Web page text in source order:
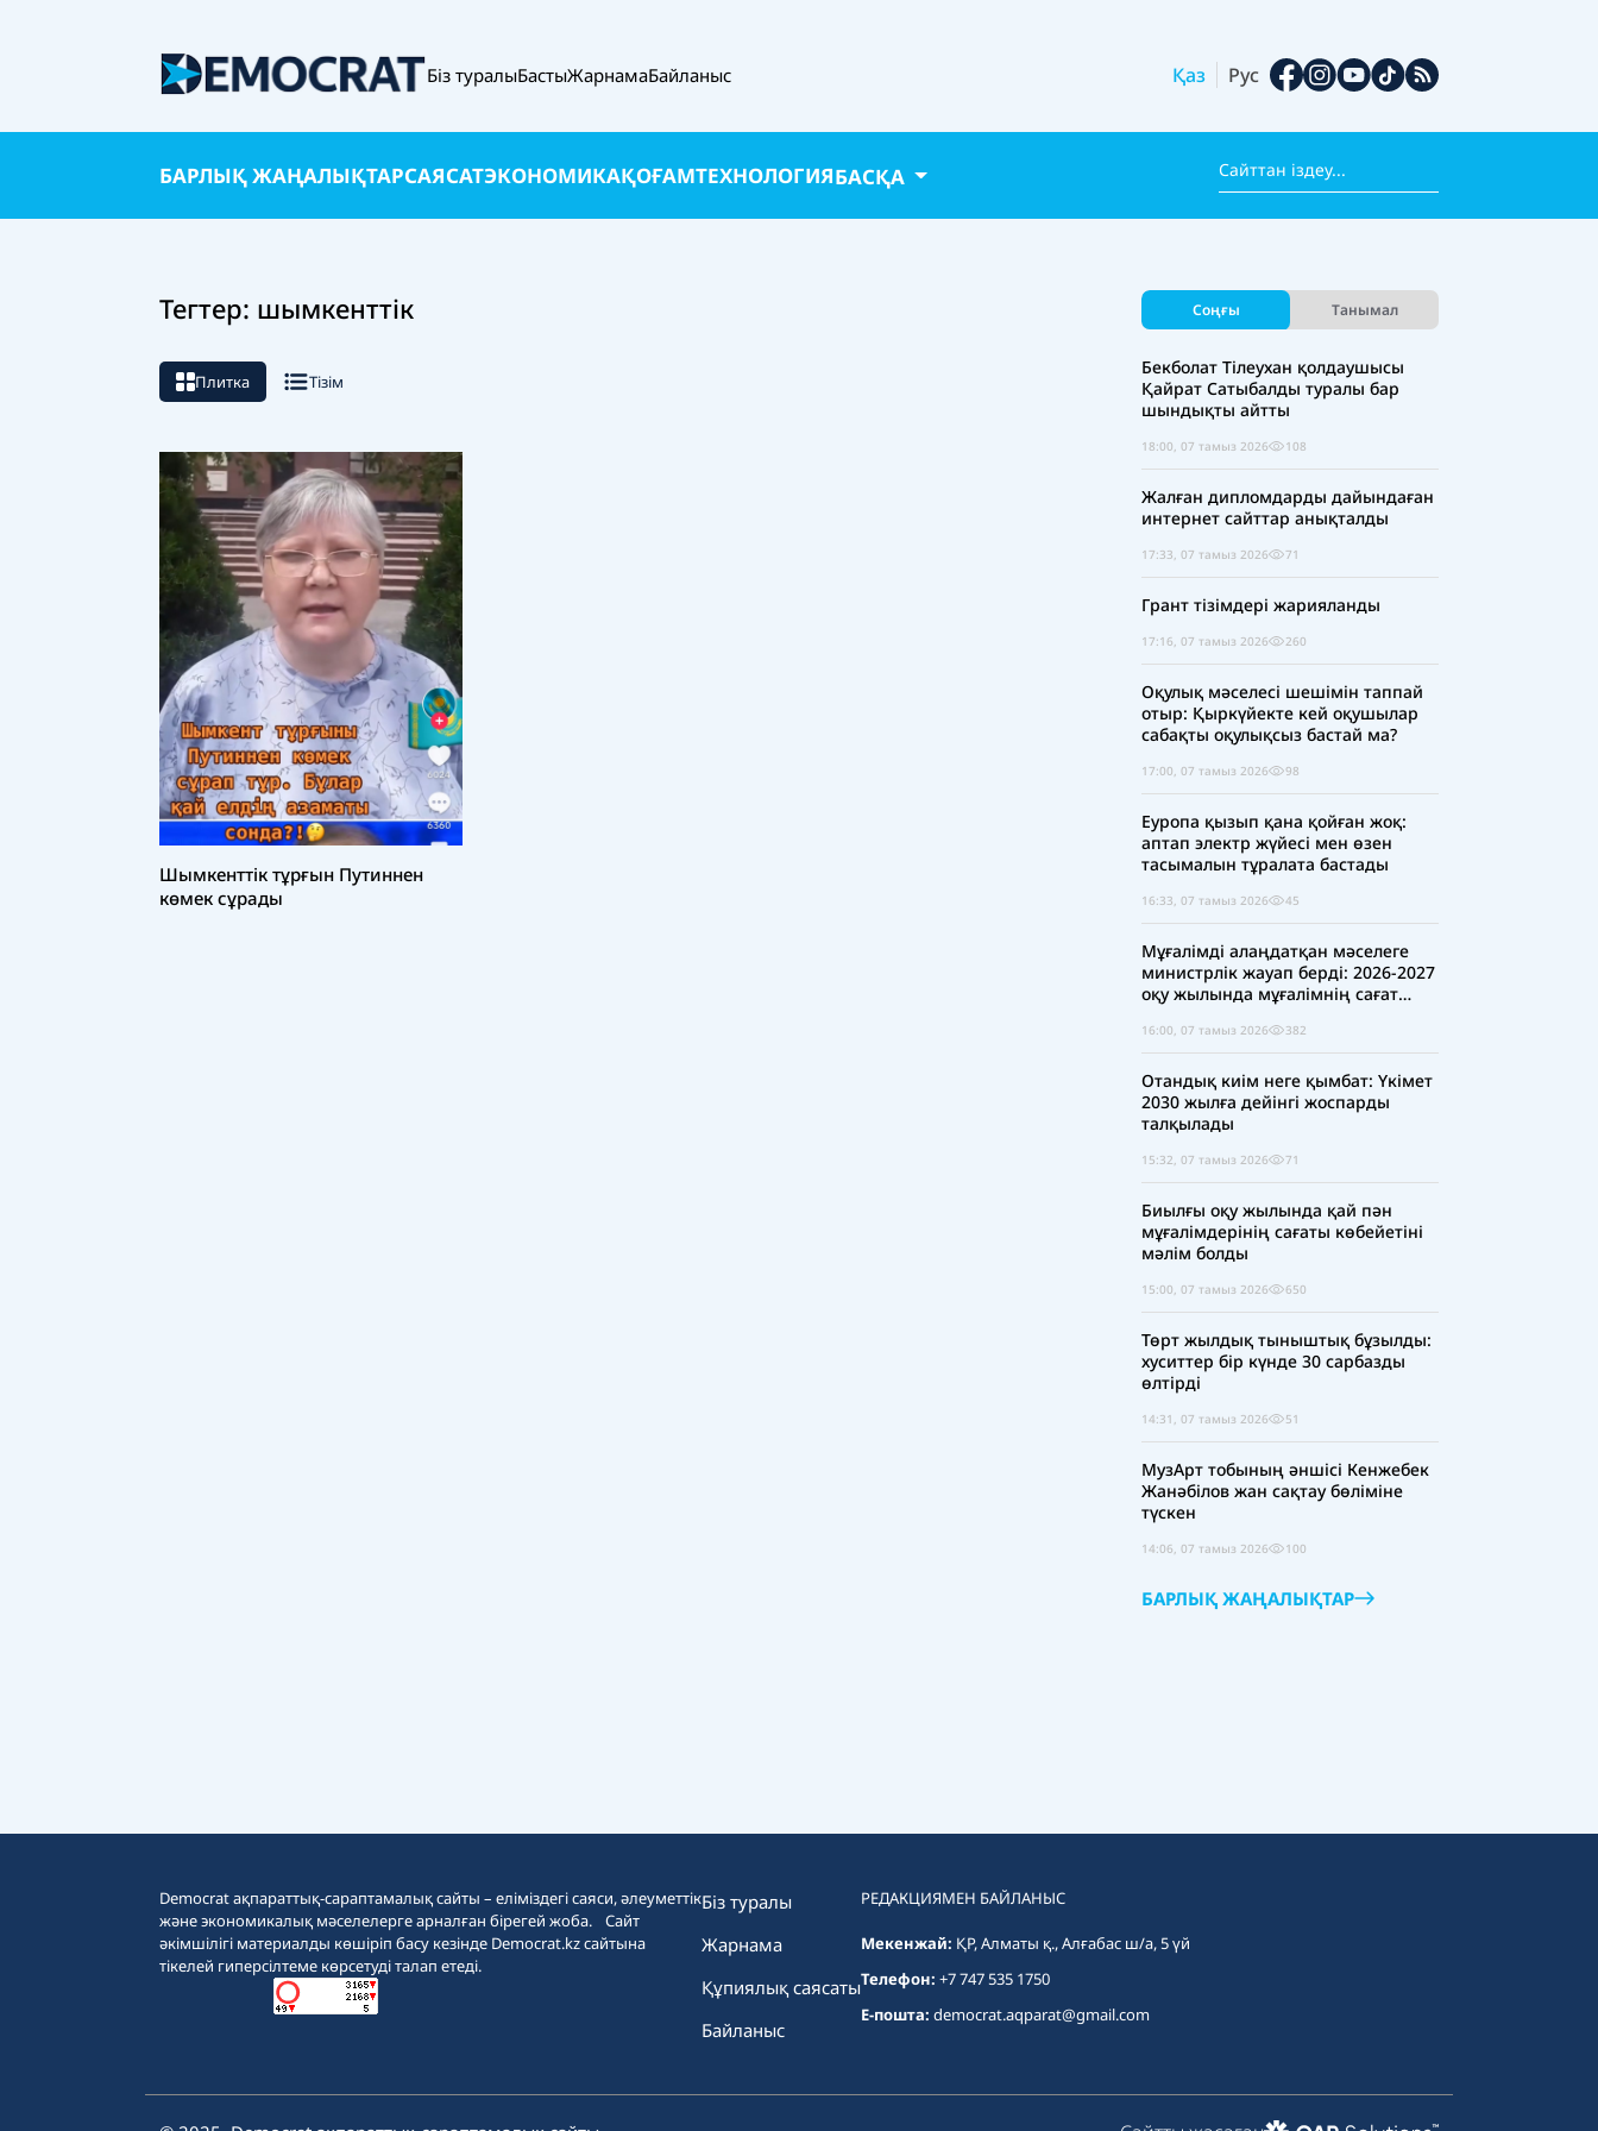
Біз туралыБастыЖарнамаБайланыс Қаз Рус
БАРЛЫҚ ЖАҢАЛЫҚТАРСАЯСАТЭКОНОМИКАҚОҒАМТЕХНОЛОГИЯБАСҚА
Тегтер: шымкенттік
Плитка Тізім
Шымкенттік тұрғын Путиннен
көмек сұрады
Соңғы Танымал
Бекболат Тілеухан қолдаушысы
Қайрат Сатыбалды туралы бар
шындықты айтты
18:00, 07 тамыз 2026 108
Жалған дипломдарды дайындаған
интернет сайттар анықталды
17:33, 07 тамыз 2026 71
Грант тізімдері жарияланды
17:16, 07 тамыз 2026 260
Оқулық мәселесі шешімін таппай
отыр: Қыркүйекте кей оқушылар
сабақты оқулықсыз бастай ма?
17:00, 07 тамыз 2026 98
Еуропа қызып қана қойған жоқ:
аптап электр жүйесі мен өзен
тасымалын тұралата бастады
16:33, 07 тамыз 2026 45
Мұғалімді алаңдатқан мәселеге
министрлік жауап берді: 2026-2027
оқу жылында мұғалімнің сағат
16:00, 07 тамыз 2026 382
Отандық киім неге қымбат: Үкімет
2030 жылға дейінгі жоспарды
талқылады
15:32, 07 тамыз 2026 71
Биылғы оқу жылында қай пән
мұғалімдерінің сағаты көбейетіні
мәлім болды
15:00, 07 тамыз 2026 650
Төрт жылдық тыныштық бұзылды:
хуситтер бір күнде 30 сарбазды
өлтірді
14:31, 07 тамыз 2026 51
МузАрт тобының әншісі Кенжебек
Жанәбілов жан сақтау бөліміне
түскен
14:06, 07 тамыз 2026 100
БАРЛЫҚ ЖАҢАЛЫҚТАР
Democrat ақпараттық-сараптамалық сайты – еліміздегі саяси, әлеуметтік
және экономикалық мәселелерге арналған бірегей жоба. Сайт
әкімшілігі материалды көшіріп басу кезінде Democrat.kz сайтына
тікелей гиперсілтеме көрсетуді талап етеді.
Біз туралы
Жарнама
Құпиялық саясаты
Байланыс
РЕДАКЦИЯМЕН БАЙЛАНЫС
Мекенжай: ҚР, Алматы қ., Алғабас ш/а, 5 үй
Телефон: +7 747 535 1750
E-пошта: democrat.aqparat@gmail.com